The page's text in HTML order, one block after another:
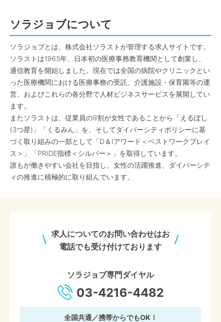
ソラジョブについて
ソラジョブとは、株式会社ソラストが管理する求人サイトです。
ソラストは1965年、日本初の医療事務教育機関として創業し、
通信教育を開始しました。現在では全国の病院やクリニックとい
った医療機関における医療事務の受託、介護施設・保育園等の運
営、およびこれらの各分野で人材ビジネスサービスを展開してい
ます。
またソラストは、従業員の9割が女性であることから「えるぼし
(3つ星)」「くるみん」を、そしてダイバーシティポリシーに基
づく取り組みの一部として「D＆Iアワード＜ベストワークプレイ
ス＞」「PRIDE指標＜シルバー＞」を取得しています。
誰もが働きやすい会社を目指し、女性の活躍推進、ダイバーシテ
ィの推進に積極的に取り組んでいます。
求人についてのお問い合わせはお
電話でも受け付けております
ソラジョブ専門ダイヤル
03-4216-4482
全国共通／携帯からでもOK！